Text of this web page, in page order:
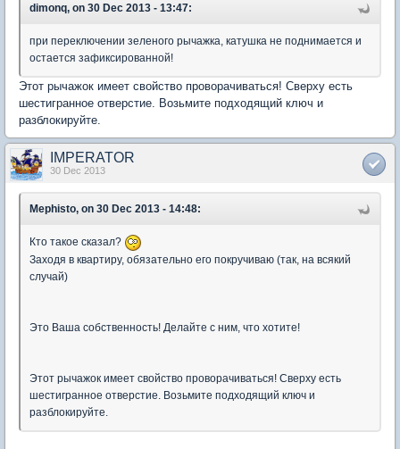
dimonq, on 30 Dec 2013 - 13:47:
при переключении зеленого рычажка, катушка не поднимается и
остается зафиксированной!
Этот рычажок имеет свойство проворачиваться! Сверху есть
шестигранное отверстие. Возьмите подходящий ключ и
разблокируйте.
IMPERATOR
30 Dec 2013
Mephisto, on 30 Dec 2013 - 14:48:
Кто такое сказал?
Заходя в квартиру, обязательно его покручиваю (так, на всякий
случай)
Это Ваша собственность! Делайте с ним, что хотите!
Этот рычажок имеет свойство проворачиваться! Сверху есть
шестигранное отверстие. Возьмите подходящий ключ и
разблокируйте.